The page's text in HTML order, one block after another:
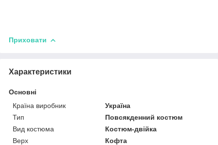
Приховати
Характеристики
Основні
Країна виробник
Україна
Тип
Повсякденний костюм
Вид костюма
Костюм-двійка
Верх
Кофта